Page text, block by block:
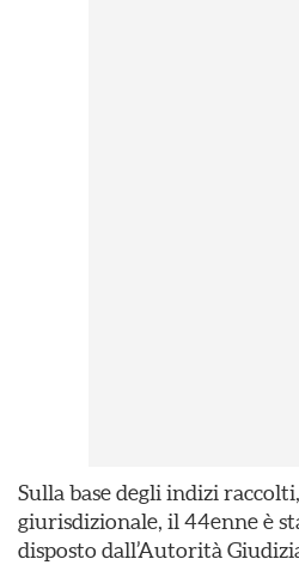
Sulla base degli indizi
giurisdizionale, il 44enne è
disposto dall’Autorità